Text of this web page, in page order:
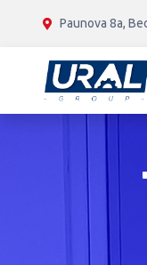
Paunova 8a,